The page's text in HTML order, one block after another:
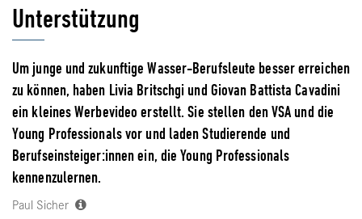
Unterstützung
Um junge und zukunftige Wasser-Berufsleute besser erreichen
zu können, haben Livia Britschgi und Giovan Battista Cavadini
ein kleines Werbevideo erstellt. Sie stellen den VSA und die
Young Professionals vor und laden Studierende und
Berufseinsteiger:innen ein, die Young Professionals
kennenzulernen.
Paul Sicher